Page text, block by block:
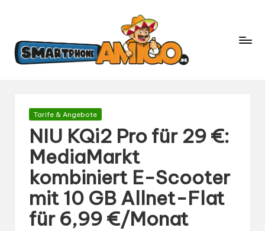
m
a
rt
in
der
Mobilfunk
Gepostet
Tarife & Angebote
NIU KQi2 Pro für 29 €:
MediaMarkt
kombiniert E-Scooter
mit 10 GB Allnet-Flat
für 6,99 €/Monat